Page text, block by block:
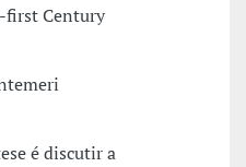
first Century
é discutir a